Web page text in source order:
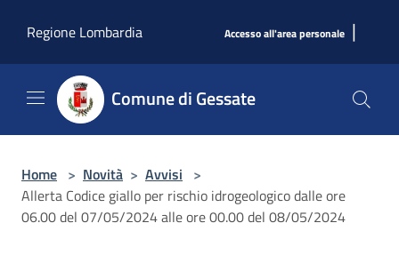
Regione Lombardia
Accesso all'area personale |
Comune di Gessate
Home > Novità > Avvisi >
Allerta Codice giallo per rischio idrogeologico dalle ore
06.00 del 07/05/2024 alle ore 00.00 del 08/05/2024